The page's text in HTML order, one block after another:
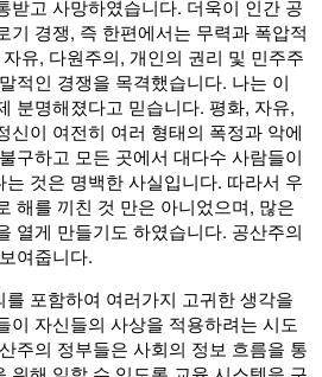
받고 사망하였습니다. 더욱이 인간 공
기 경쟁, 즉 한편에서는 무력과 폭압적
유, 다원주의, 개인의 권리 및 민주주
적인 경쟁을 목격했습니다. 나는 이
분명해졌다고 믿습니다. 평화, 자유,
신이 여전히 여러 형태의 폭정과 악에
구하고 모든 곳에서 대다수 사람들이
것은 명백한 사실입니다. 따라서 우
해를 끼친 것 만은 아니었으며, 많은
열게 만들기도 하였습니다. 공산주의
여줍니다.
포함하여 여러가지 고귀한 생각을
이 자신들의 사상을 적용하려는 시도
주의 정부들은 사회의 정보 흐름을 통